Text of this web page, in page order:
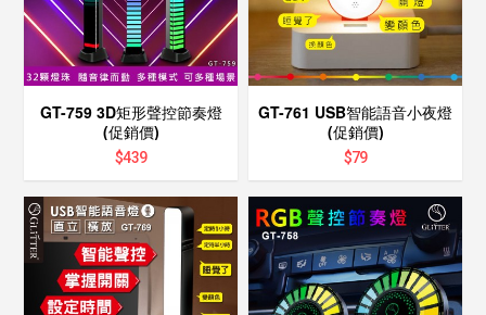
GT-759 3D矩形聲控節奏燈
(促銷價)
$439
GT-761 USB智能語音小夜燈
(促銷價)
$79